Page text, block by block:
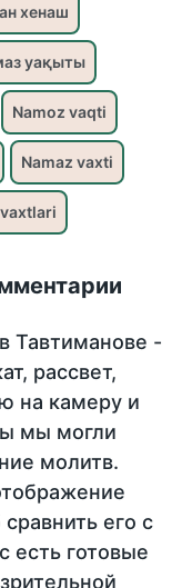
хенаш
уақыты
Namoz vaqti
Namaz vaxti
Тавтиманове -
рассвет,
на камеру и
мы могли
молитв.
его с
есть готовые